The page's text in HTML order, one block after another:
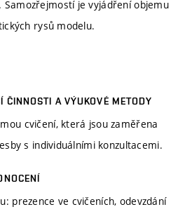
je vyjádření objemu
rysů modelu.
ČINNOSTI A VÝUKOVÉ METODY
cvičení, která jsou zaměřena
s individuálními konzultacemi.
prezence ve cvičeních, odevzdání